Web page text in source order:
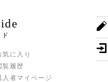
ド
気に入り
覧履歴
入者マイページ